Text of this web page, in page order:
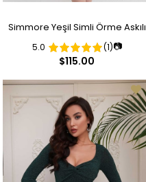
Simmore Yeşil Simli Örme Askılı
Kısa Abiye Elbise
5.0 (1)📷
$115.00